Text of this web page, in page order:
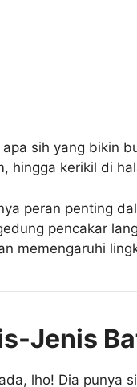
sih yang bikin
hingga kerikil di
peran penting
pencakar
memengaruhi
Jenis
lho! Dia punya